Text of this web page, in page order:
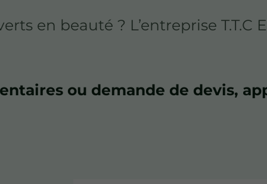
en beauté ? L’entreprise T.T.C
ou demande de devis,